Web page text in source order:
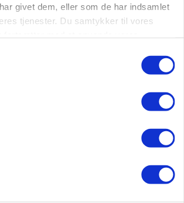
givet dem, eller som de har indsamlet
tjenester. Du samtykker til vores
kroner pr. kg vokser: Polsk kylling